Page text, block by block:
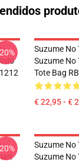
-
Suzume No
Suzume No
Tote Bag
€ 22,95 - €
Suzume No
Suzume No